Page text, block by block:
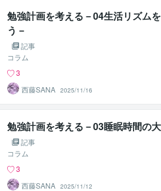
勉強計画を考える－04生活リズム
う－
記事
コラム
3
西藤SANA 2025/11/16
勉強計画を考える－03睡眠時間の
記事
コラム
3
西藤SANA 2025/11/12